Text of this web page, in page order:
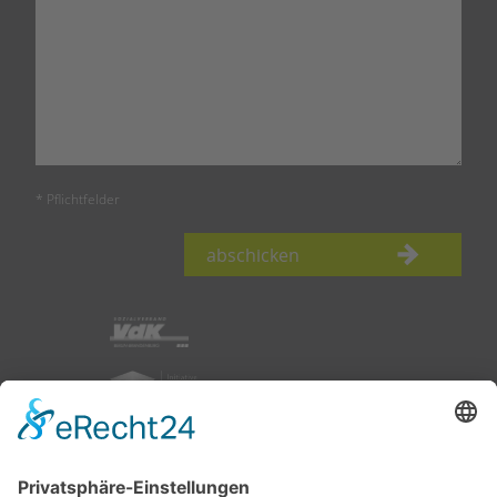
* Pflichtfelder
abschicken